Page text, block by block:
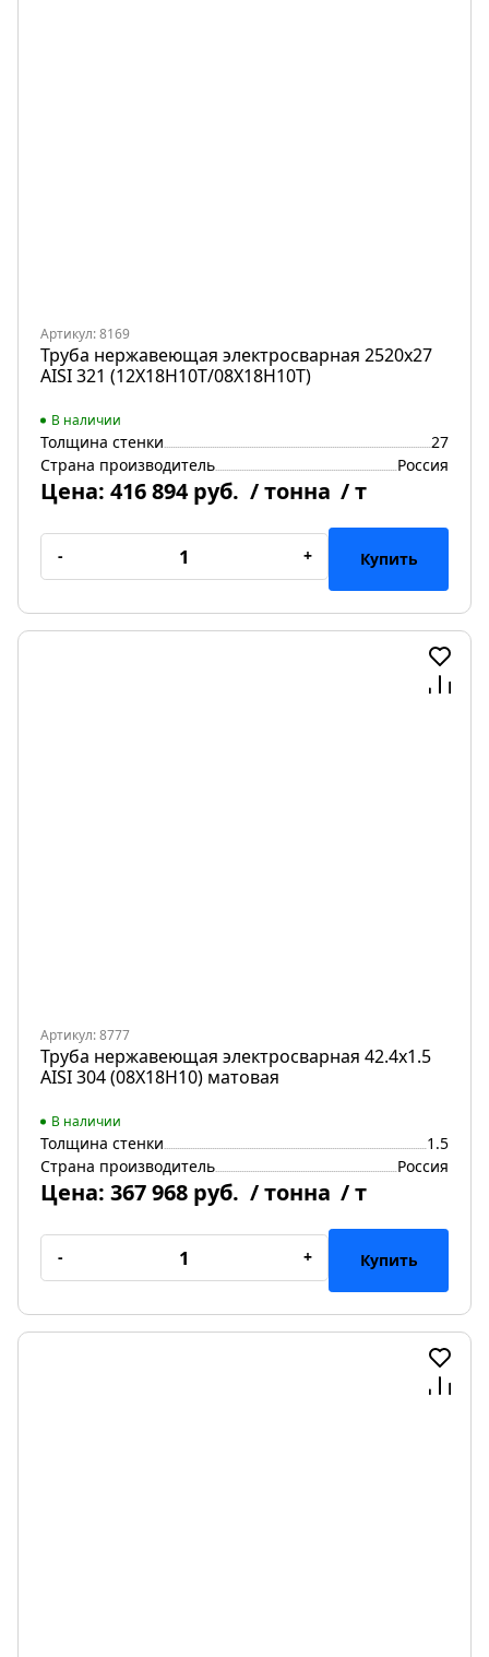
Артикул: 8169
Труба нержавеющая электросварная 2520х27
AISI 321 (12Х18Н10Т/08Х18Н10Т)
В наличии
Толщина стенки
27
Страна производитель
Россия
Цена: 416 894 руб. / тонна / т
- + Купить
Артикул: 8777
Труба нержавеющая электросварная 42.4х1.5
AISI 304 (08Х18Н10) матовая
В наличии
Толщина стенки
1.5
Страна производитель
Россия
Цена: 367 968 руб. / тонна / т
- + Купить